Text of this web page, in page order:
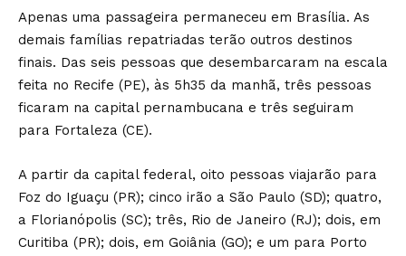
Apenas uma passageira permaneceu em Brasília. As
demais famílias repatriadas terão outros destinos
finais. Das seis pessoas que desembarcaram na escala
feita no Recife (PE), às 5h35 da manhã, três pessoas
ficaram na capital pernambucana e três seguiram
para Fortaleza (CE).
A partir da capital federal, oito pessoas viajarão para
Foz do Iguaçu (PR); cinco irão a São Paulo (SD); quatro,
a Florianópolis (SC); três, Rio de Janeiro (RJ); dois, em
Curitiba (PR); dois, em Goiânia (GO); e um para Porto